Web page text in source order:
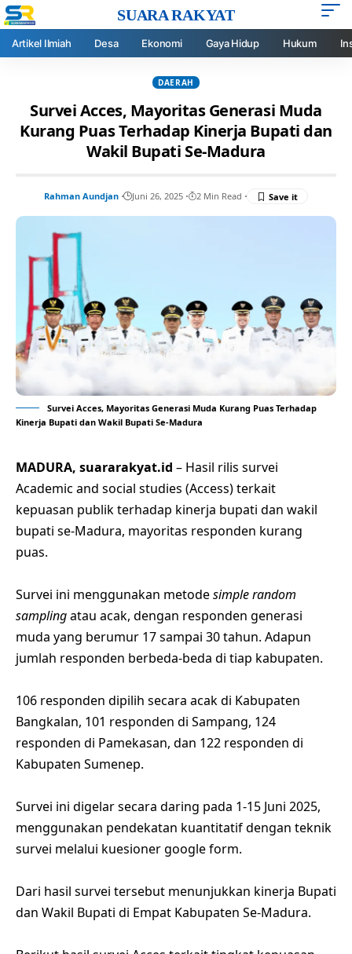
SUARA RAKYAT
Artikel Ilmiah Desa Ekonomi Gaya Hidup Hukum
DAERAH
Survei Acces, Mayoritas Generasi Muda
Kurang Puas Terhadap Kinerja Bupati dan
Wakil Bupati Se-Madura
Rahman Aundjan Juni 26, 2025 2 Min Read
Survei Acces, Mayoritas Generasi Muda Kurang Puas Terhadap
Kinerja Bupati dan Wakil Bupati Se-Madura
MADURA, suararakyat.id – Hasil rilis survei
Academic and social studies (Access) terkait
kepuasan publik terhadap kinerja bupati dan wakil
bupati se-Madura, mayoritas responden kurang
puas.
Survei ini menggunakan metodesimple random
samplingatau acak, dengan responden generasi
muda yang berumur 17 sampai 30 tahun. Adapun
jumlah responden berbeda-beda di tiap kabupaten.
106 responden dipilih secara acak di Kabupaten
Bangkalan, 101 responden di Sampang, 124
responden di Pamekasan, dan 122 responden di
Kabupaten Sumenep.
Survei ini digelar secara daring pada 1-15 Juni 2025,
menggunakan pendekatan kuantitatif dengan teknik
survei melalui kuesioner google form.
Dari hasil survei tersebut menunjukkan kinerja Bupati
dan Wakil Bupati di Empat Kabupaten Se-Madura.